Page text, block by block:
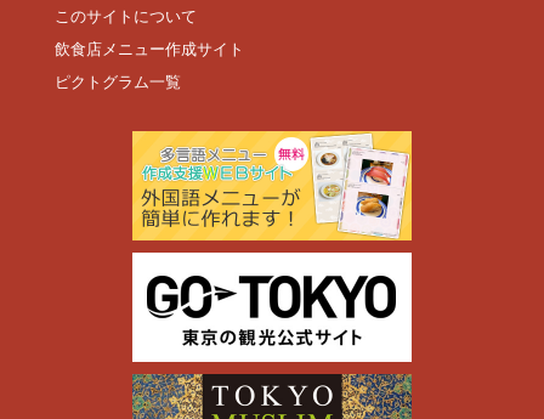
このサイトについて
飲食店メニュー作成サイト
ピクトグラム一覧